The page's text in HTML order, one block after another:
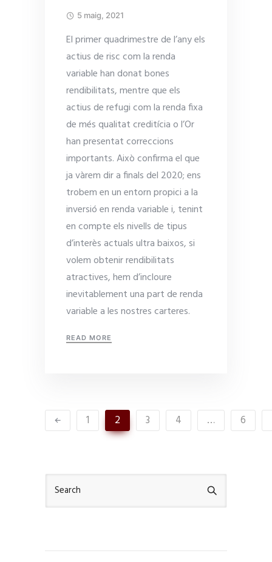
5 maig, 2021
El primer quadrimestre de l’any els
actius de risc com la renda
variable han donat bones
rendibilitats, mentre que els
actius de refugi com la renda fixa
de més qualitat creditícia o l’Or
han presentat correccions
importants. Això confirma el que
ja vàrem dir a finals del 2020; ens
trobem en un entorn propici a la
inversió en renda variable i, tenint
en compte els nivells de tipus
d’interès actuals ultra baixos, si
volem obtenir rendibilitats
atractives, hem d’incloure
inevitablement una part de renda
variable a les nostres carteres.
READ MORE
1 2 3 4 … 6